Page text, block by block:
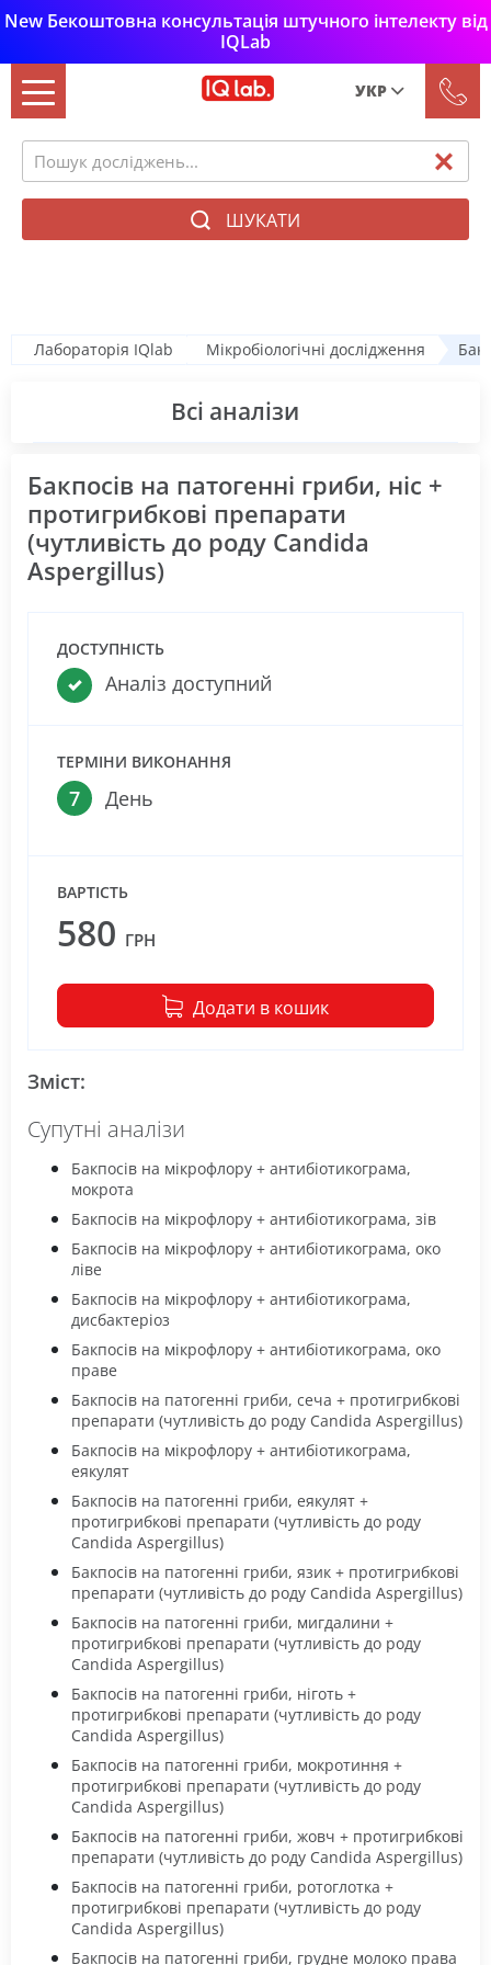
New Бекоштовна консультація штучного інтелекту від
IQLab
УКР
Укр
ШУКАТИ
Мікробіологічні дослідження
Лабораторія IQlab Мікробіологічні дослідження
Всі аналізи
Бакпосів на патогенні гриби, ніс +
протигрибкові препарати
(чутливість до роду Candida
Aspergillus)
ДОСТУПНІСТЬ
Аналіз доступний
ТЕРМІНИ ВИКОНАННЯ
7 День
ВАРТІСТЬ
580 ГРН
Додати в кошик
Зміст:
Супутні аналізи
Бакпосів на мікрофлору + антибіотикограма,
мокрота
Бакпосів на мікрофлору + антибіотикограма, зів
Бакпосів на мікрофлору + антибіотикограма, око
ліве
Бакпосів на мікрофлору + антибіотикограма,
дисбактеріоз
Бакпосів на мікрофлору + антибіотикограма, око
праве
Бакпосів на патогенні гриби, сеча + протигрибкові
препарати (чутливість до роду Candida Aspergillus)
Бакпосів на мікрофлору + антибіотикограма,
еякулят
Бакпосів на патогенні гриби, еякулят +
протигрибкові препарати (чутливість до роду
Candida Aspergillus)
Бакпосів на патогенні гриби, язик + протигрибкові
препарати (чутливість до роду Candida Aspergillus)
Бакпосів на патогенні гриби, мигдалини +
протигрибкові препарати (чутливість до роду
Candida Aspergillus)
Бакпосів на патогенні гриби, ніготь +
протигрибкові препарати (чутливість до роду
Candida Aspergillus)
Бакпосів на патогенні гриби, мокротиння +
протигрибкові препарати (чутливість до роду
Candida Aspergillus)
Бакпосів на патогенні гриби, жовч + протигрибкові
препарати (чутливість до роду Candida Aspergillus)
Бакпосів на патогенні гриби, ротоглотка +
протигрибкові препарати (чутливість до роду
Candida Aspergillus)
Бакпосів на патогенні гриби, грудне молоко права